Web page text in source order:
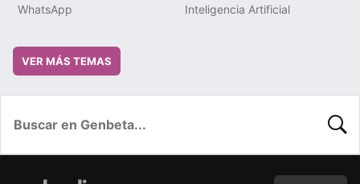
WhatsApp Inteligencia Artificial
VER MÁS TEMAS